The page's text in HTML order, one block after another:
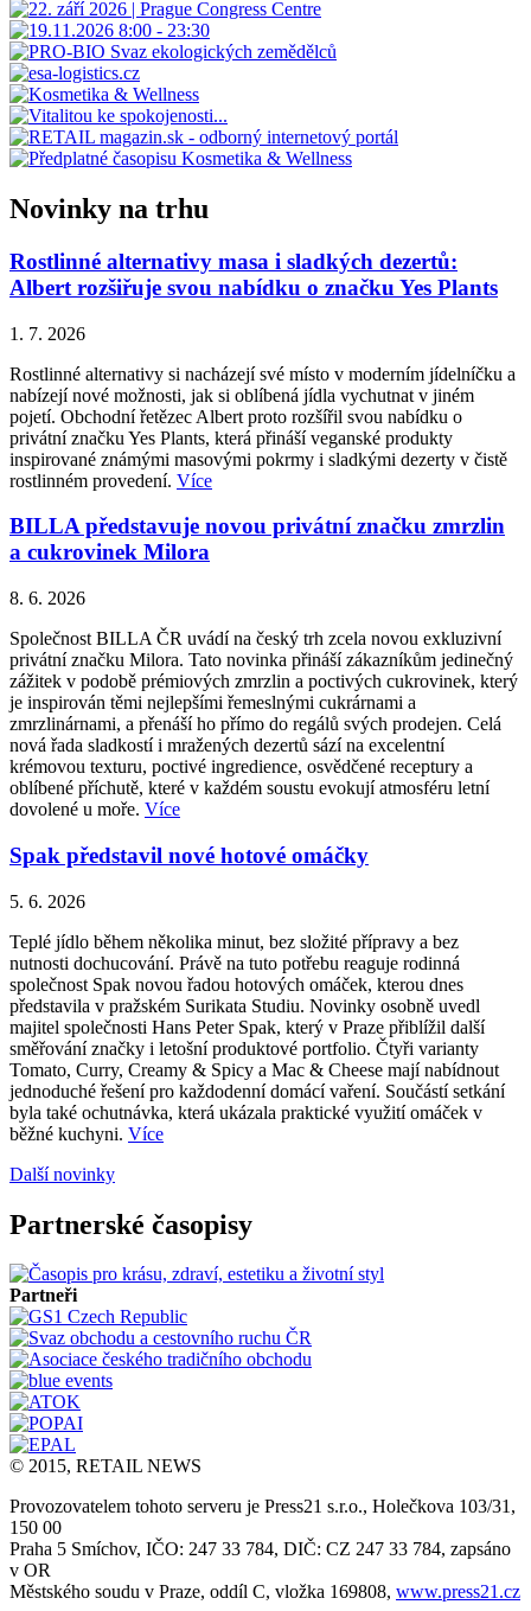
Novinky na trhu
Rostlinné alternativy masa i sladkých dezertů:
Albert rozšiřuje svou nabídku o značku Yes Plants
1. 7. 2026
Rostlinné alternativy si nacházejí své místo v moderním jídelníčku a
nabízejí nové možnosti, jak si oblíbená jídla vychutnat v jiném
pojetí. Obchodní řetězec Albert proto rozšířil svou nabídku o
privátní značku Yes Plants, která přináší veganské produkty
inspirované známými masovými pokrmy i sladkými dezerty v čistě
rostlinném provedení. Více
BILLA představuje novou privátní značku zmrzlin
a cukrovinek Milora
8. 6. 2026
Společnost BILLA ČR uvádí na český trh zcela novou exkluzivní
privátní značku Milora. Tato novinka přináší zákazníkům jedinečný
zážitek v podobě prémiových zmrzlin a poctivých cukrovinek, který
je inspirován těmi nejlepšími řemeslnými cukrárnami a
zmrzlinárnami, a přenáší ho přímo do regálů svých prodejen. Celá
nová řada sladkostí i mražených dezertů sází na excelentní
krémovou texturu, poctivé ingredience, osvědčené receptury a
oblíbené příchutě, které v každém soustu evokují atmosféru letní
dovolené u moře. Více
Spak představil nové hotové omáčky
5. 6. 2026
Teplé jídlo během několika minut, bez složité přípravy a bez
nutnosti dochucování. Právě na tuto potřebu reaguje rodinná
společnost Spak novou řadou hotových omáček, kterou dnes
představila v pražském Surikata Studiu. Novinky osobně uvedl
majitel společnosti Hans Peter Spak, který v Praze přiblížil další
směřování značky i letošní produktové portfolio. Čtyři varianty
Tomato, Curry, Creamy & Spicy a Mac & Cheese mají nabídnout
jednoduché řešení pro každodenní domácí vaření. Součástí setkání
byla také ochutnávka, která ukázala praktické využití omáček v
běžné kuchyni. Více
Další novinky
Partnerské časopisy
Partneři
© 2015, RETAIL NEWS
Provozovatelem tohoto serveru je Press21 s.r.o., Holečkova 103/31,
150 00
Praha 5 Smíchov, IČO: 247 33 784, DIČ: CZ 247 33 784, zapsáno
v OR
Městského soudu v Praze, oddíl C, vložka 169808, www.press21.cz